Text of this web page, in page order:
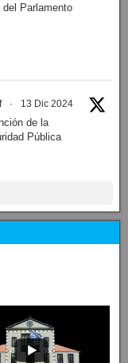
Parlamento
· 13 Dic 2024
de la
Pública